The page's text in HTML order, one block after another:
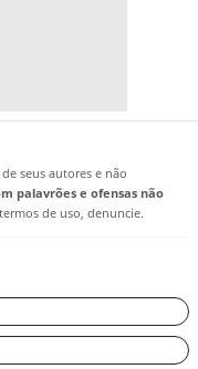
seus autores e não
palavrões e ofensas não
de uso, denuncie.